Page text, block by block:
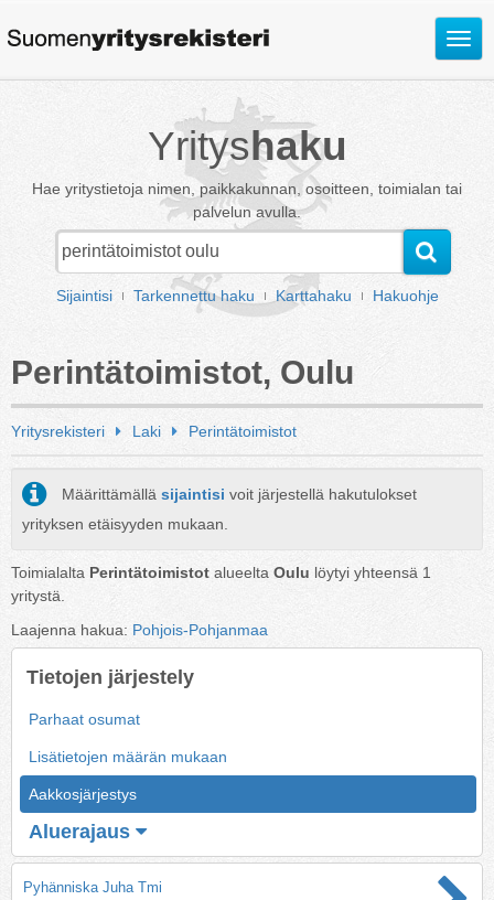
Avaa
Yrityshaku
Hae yritystietoja nimen, paikkakunnan, osoitteen, toimialan tai
palvelun avulla.
Sijaintisi Tarkennettu haku Karttahaku Hakuohje
Perintätoimistot, Oulu
Yritysrekisteri Laki Perintätoimistot
Määrittämällä sijaintisi voit järjestellä hakutulokset
yrityksen etäisyyden mukaan.
Toimialalta Perintätoimistot alueelta Oulu löytyi yhteensä 1
yritystä.
Laajenna hakua: Pohjois-Pohjanmaa
Tietojen järjestely
Parhaat osumat
Lisätietojen määrän mukaan
Aakkosjärjestys
Aluerajaus
Pyhänniska Juha Tmi